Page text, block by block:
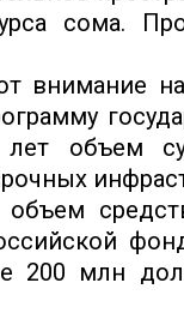
сома.
внимание
объем
объем
200 млн